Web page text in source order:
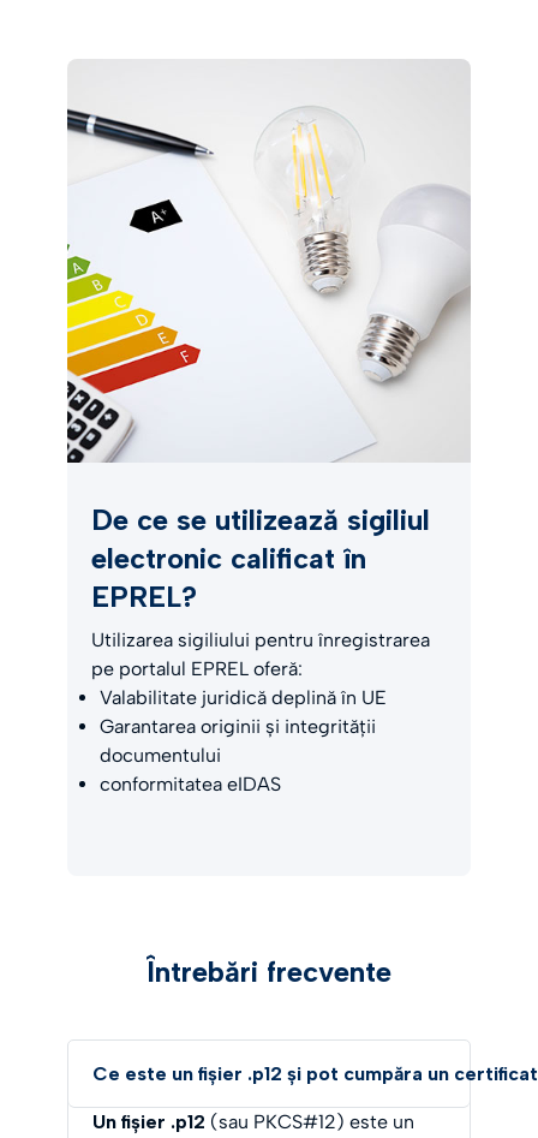
De ce se utilizează sigiliul
electronic calificat în
EPREL?
Utilizarea sigiliului pentru înregistrarea
pe portalul EPREL oferă:
Valabilitate juridică deplină în UE
Garantarea originii și integrității
documentului
conformitatea eIDAS
Întrebări frecvente
Ce este un fișier .p12 și pot cumpăra un
Un fișier .p12 (sau PKCS#12) este un